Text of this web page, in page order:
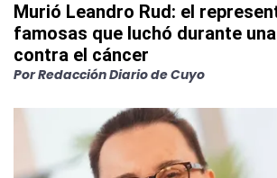
Murió Leandro Rud: el
famosas que luchó durante
contra el cáncer
PorRedacción Diario de Cuyo